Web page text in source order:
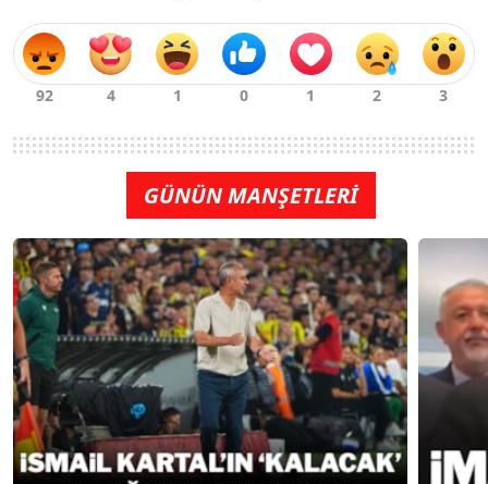
GÜNÜN MANŞETLERİ